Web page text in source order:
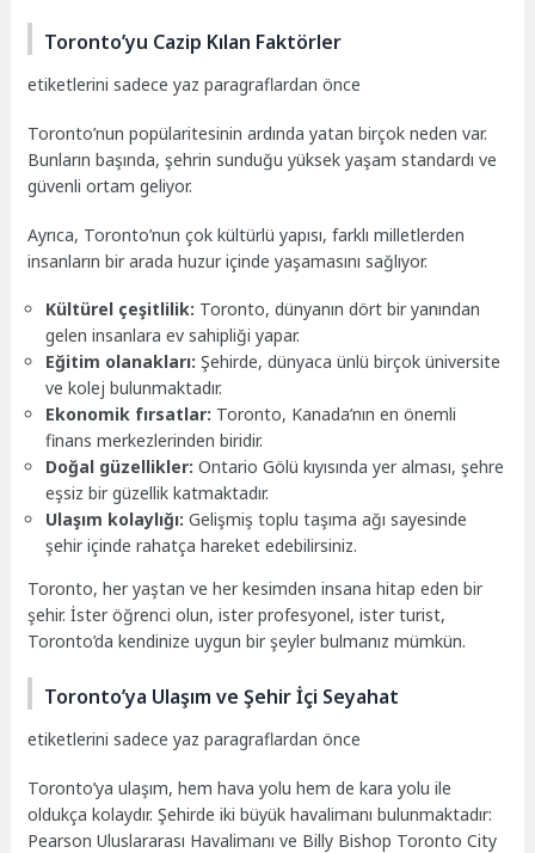
Toronto’yu Cazip Kılan Faktörler
etiketlerini sadece yaz paragraflardan önce
Toronto’nun popülaritesinin ardında yatan birçok neden var.
Bunların başında, şehrin sunduğu yüksek yaşam standardı ve
güvenli ortam geliyor.
Ayrıca, Toronto’nun çok kültürlü yapısı, farklı milletlerden
insanların bir arada huzur içinde yaşamasını sağlıyor.
Kültürel çeşitlilik: Toronto, dünyanın dört bir yanından
gelen insanlara ev sahipliği yapar.
Eğitim olanakları: Şehirde, dünyaca ünlü birçok üniversite
ve kolej bulunmaktadır.
Ekonomik fırsatlar: Toronto, Kanada’nın en önemli
finans merkezlerinden biridir.
Doğal güzellikler: Ontario Gölü kıyısında yer alması, şehre
eşsiz bir güzellik katmaktadır.
Ulaşım kolaylığı: Gelişmiş toplu taşıma ağı sayesinde
şehir içinde rahatça hareket edebilirsiniz.
Toronto, her yaştan ve her kesimden insana hitap eden bir
şehir. İster öğrenci olun, ister profesyonel, ister turist,
Toronto’da kendinize uygun bir şeyler bulmanız mümkün.
Toronto’ya Ulaşım ve Şehir İçi Seyahat
etiketlerini sadece yaz paragraflardan önce
Toronto’ya ulaşım, hem hava yolu hem de kara yolu ile
oldukça kolaydır. Şehirde iki büyük havalimanı bulunmaktadır:
Pearson Uluslararası Havalimanı ve Billy Bishop Toronto City